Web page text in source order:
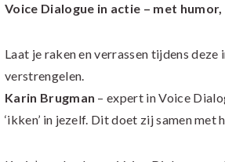
Voice Dialogue in actie – met
Laat je raken en verrassen tijdens
verstrengelen.
Karin Brugman – expert in Voice
‘ikken’ in jezelf. Dit doet zij samen